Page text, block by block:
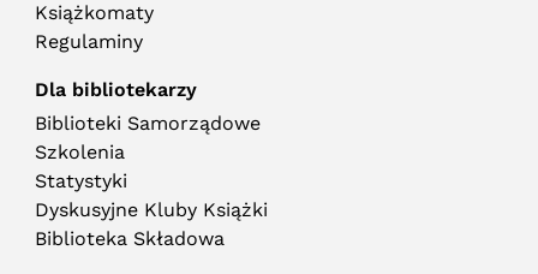
Książkomaty
Regulaminy
Dla bibliotekarzy
Biblioteki Samorządowe
Szkolenia
Statystyki
Dyskusyjne Kluby Książki
Biblioteka Składowa